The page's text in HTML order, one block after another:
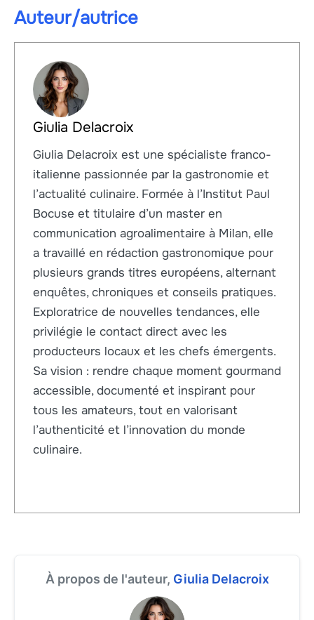
Auteur/autrice
Giulia Delacroix
Giulia Delacroix est une spécialiste franco-
italienne passionnée par la gastronomie et
l’actualité culinaire. Formée à l’Institut Paul
Bocuse et titulaire d’un master en
communication agroalimentaire à Milan, elle
a travaillé en rédaction gastronomique pour
plusieurs grands titres européens, alternant
enquêtes, chroniques et conseils pratiques.
Exploratrice de nouvelles tendances, elle
privilégie le contact direct avec les
producteurs locaux et les chefs émergents.
Sa vision : rendre chaque moment gourmand
accessible, documenté et inspirant pour
tous les amateurs, tout en valorisant
l’authenticité et l’innovation du monde
culinaire.
À propos de l'auteur, Giulia Delacroix